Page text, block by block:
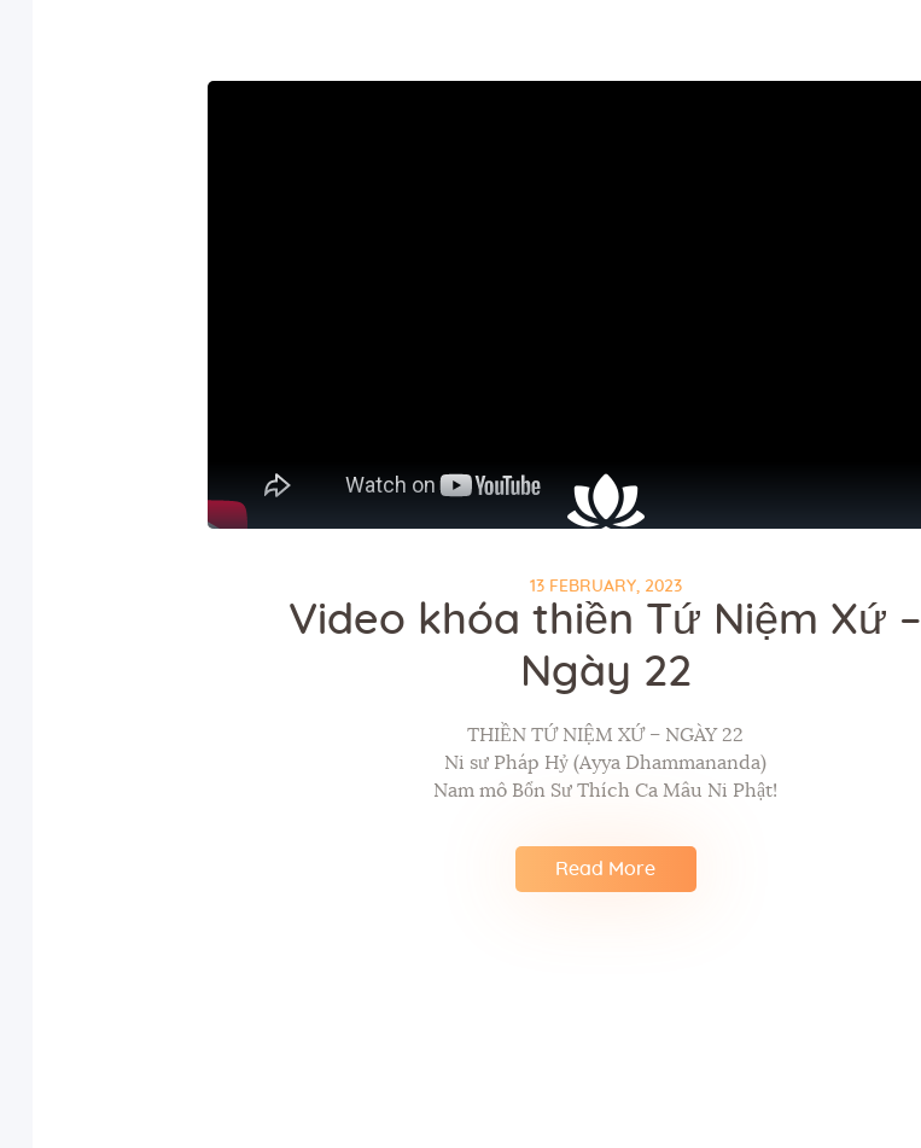
13 FEBRUARY, 2023
Video khóa thiền Tứ Niệm Xứ –
Ngày 22
THIỀN TỨ NIỆM XỨ – NGÀY 22
Ni sư Pháp Hỷ (Ayya Dhammananda)
Nam mô Bổn Sư Thích Ca Mâu Ni Phật!
Read More